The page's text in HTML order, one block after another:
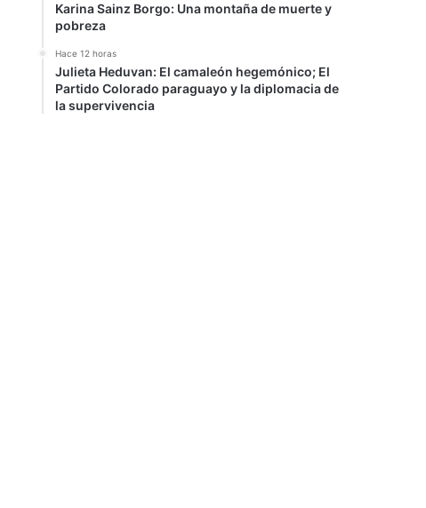
Karina Sainz Borgo: Una montaña de muerte y
pobreza
Hace 12 horas
Julieta Heduvan: El camaleón hegemónico; El
Partido Colorado paraguayo y la diplomacia de
la supervivencia